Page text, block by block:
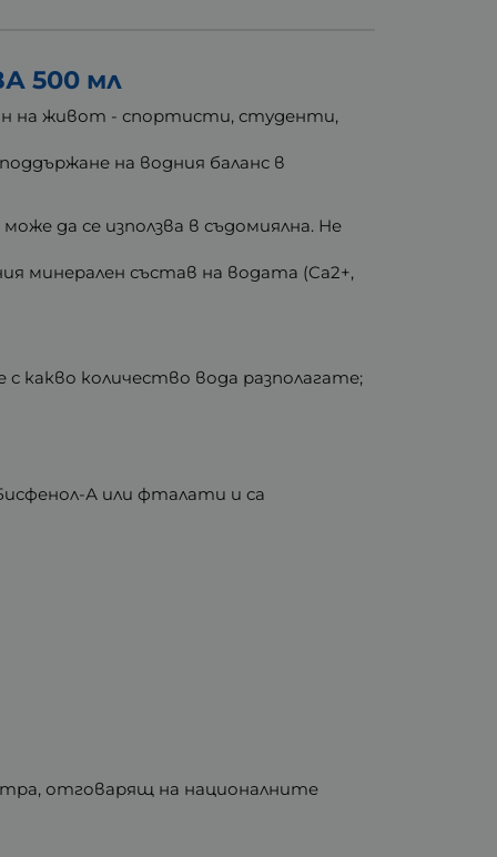
500 мл
на живот - спортисти, студенти,
на водния баланс в
да се използва в съдомиялна. Не
минерален състав на водата (Ca2+,
какво количество вода разполагате;
А или фталати и са
отговарящ на националните